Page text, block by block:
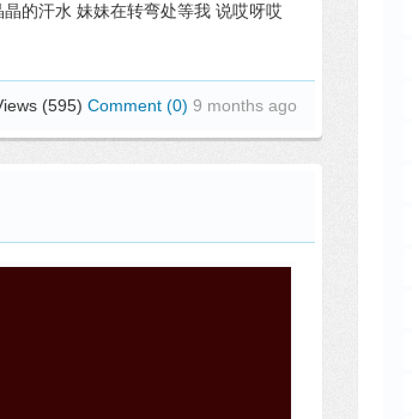
的汗水 妹妹在转弯处等我 说哎呀哎
(595) Comment (0) 9 months ago